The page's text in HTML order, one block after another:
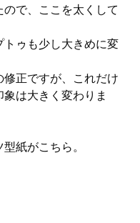
ので、ここを太くして
トゥも少し大きめに変
修正ですが、これだけ
は大きく変わりま
紙がこちら。